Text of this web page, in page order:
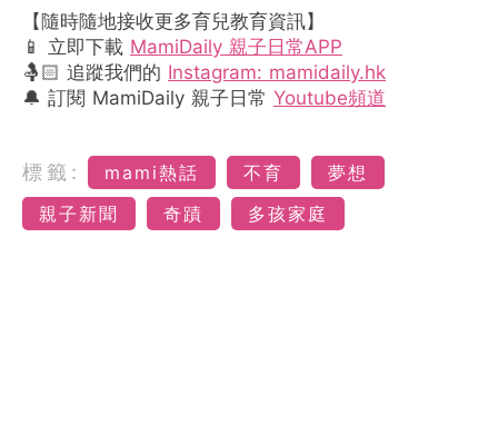
【隨時隨地接收更多育兒教育資訊】
📱 立即下載 MamiDaily 親子日常APP
🤱🏻 追蹤我們的 Instagram: mamidaily.hk
🔔 訂閱 MamiDaily 親子日常 Youtube頻道
標籤: mami熱話 不育
夢想
親子新聞
奇蹟 多孩家庭